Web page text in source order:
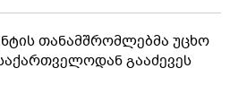
თანამშრომლებმა უცხო
გააძევეს